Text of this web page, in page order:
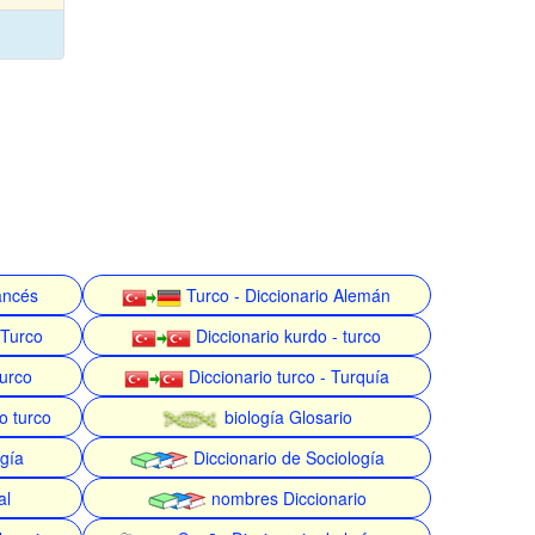
Turco - Diccionario Alemán
Diccionario kurdo - turco
Diccionario turco - Turquía
turco
biología Glosario
Diccionario de Sociología
nombres Diccionario